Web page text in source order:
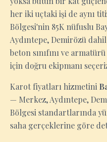
her iki uçtaki işi de aynı
Bölgesi'nin 85K nüfuslu
Aydıntepe, Demirözü
beton sınıfını ve
için doğru ekipmanı
Karot fiyatları hizmetini
— Merkez, Aydıntepe,
Bölgesi standartlarında
saha gerçeklerine göre